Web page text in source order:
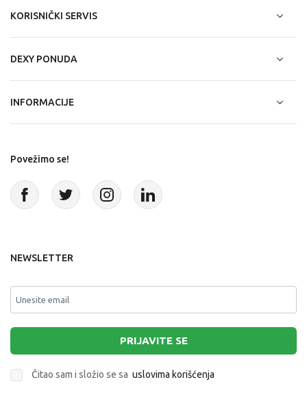
KORISNIČKI SERVIS
DEXY PONUDA
INFORMACIJE
Povežimo se!
NEWSLETTER
PRIJAVITE SE
Čitao sam i složio se sa uslovima korišćenja